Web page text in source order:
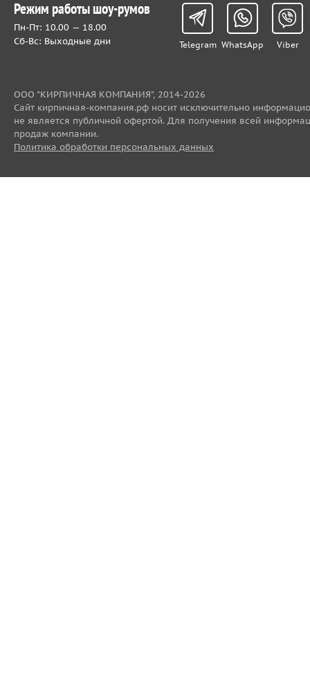
Режим работы шоу-румов
Пн-Пт: 10.00 — 18.00
Сб-Вс: Выходные дни
Telegram WhatsApp Viber
ООО "КИРПИЧНАЯ КОМПАНИЯ", 2014-2026
Cайт кирпичная-компания.рф носит исключительно
не является публичной офертой. Для получения всей
продаж компании.
Политика обработки персональных данных